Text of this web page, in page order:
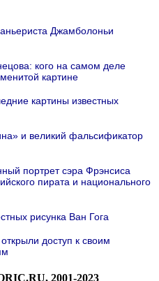
Джамболоньи
кого на самом деле
картине
картины известных
и великий фальсификатор
портрет сэра Фрэнсиса
пирата и национального
рисунка Ван Гога
доступ к своим
2001-2023